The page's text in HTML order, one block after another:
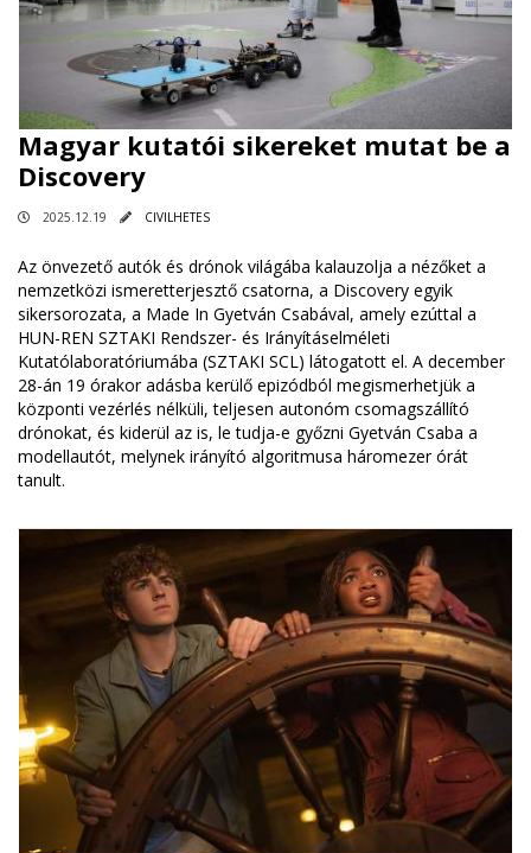
Magyar kutatói sikereket mutat be a
Discovery
2025.12.19 CIVILHETES
Az önvezető autók és drónok világába kalauzolja a nézőket a
nemzetközi ismeretterjesztő csatorna, a Discovery egyik
sikersorozata, a Made In Gyetván Csabával, amely ezúttal a
HUN-REN SZTAKI Rendszer- és Irányításelméleti
Kutatólaboratóriumába (SZTAKI SCL) látogatott el. A december
28-án 19 órakor adásba kerülő epizódból megismerhetjük a
központi vezérlés nélküli, teljesen autonóm csomagszállító
drónokat, és kiderül az is, le tudja-e győzni Gyetván Csaba a
modellautót, melynek irányító algoritmusa háromezer órát
tanult.